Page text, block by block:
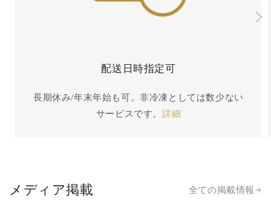
配送日時指定可
長期休み/年末年始も可。非冷凍としては数少ない
サービスです。 詳細
メディア掲載 全ての掲載情報